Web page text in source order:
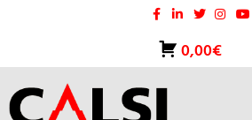
0,00€